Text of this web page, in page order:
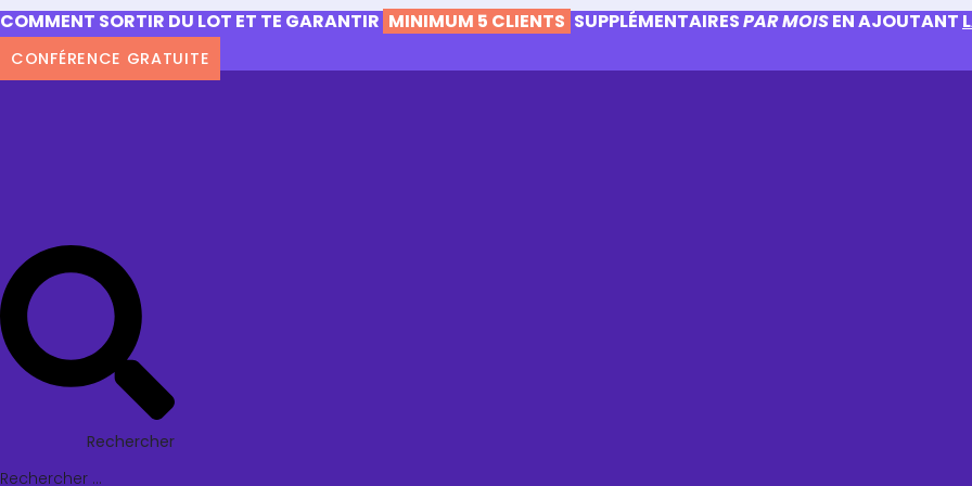
COMMENT SORTIR DU LOT ET TE GARANTIR MINIMUM 5 CLIENTS SUPPLÉMENTAIRESPAR MOISEN AJOUTANT
CONFÉRENCE GRATUITE
Rechercher